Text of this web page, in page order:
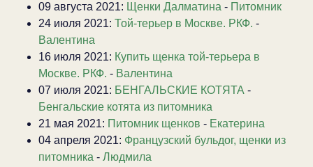
09 августа 2021: Щенки Далматина - Питомник
24 июля 2021: Той-терьер в Москве. РКФ. -
Валентина
16 июля 2021: Купить щенка той-терьера в
Москве. РКФ. - Валентина
07 июля 2021: БЕНГАЛЬСКИЕ КОТЯТА -
Бенгальские котята из питомника
21 мая 2021: Питомник щенков - Екатерина
04 апреля 2021: Французский бульдог, щенки из
питомника - Людмила